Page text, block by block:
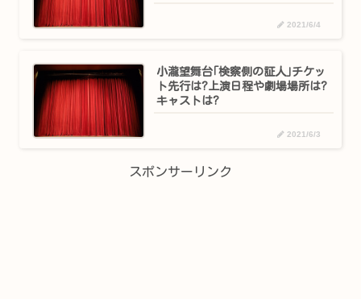
2021/6/4
小瀧望舞台｢検察側の証人｣チケッ
ト先行は?上演日程や劇場場所は?
キャストは?
2021/6/3
スポンサーリンク